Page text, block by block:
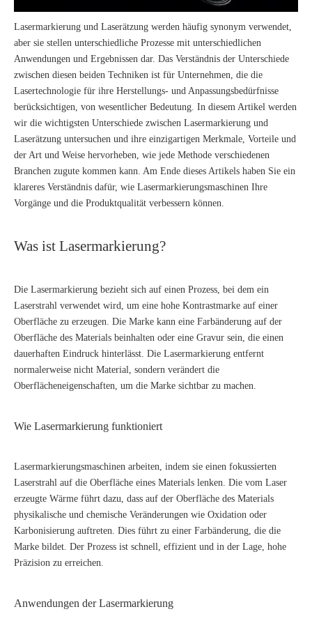
Lasermarkierung und Laserätzung werden häufig synonym verwendet,
aber sie stellen unterschiedliche Prozesse mit unterschiedlichen
Anwendungen und Ergebnissen dar. Das Verständnis der Unterschiede
zwischen diesen beiden Techniken ist für Unternehmen, die die
Lasertechnologie für ihre Herstellungs- und Anpassungsbedürfnisse
berücksichtigen, von wesentlicher Bedeutung. In diesem Artikel werden
wir die wichtigsten Unterschiede zwischen Lasermarkierung und
Laserätzung untersuchen und ihre einzigartigen Merkmale, Vorteile und
der Art und Weise hervorheben, wie jede Methode verschiedenen
Branchen zugute kommen kann. Am Ende dieses Artikels haben Sie ein
klareres Verständnis dafür, wie Lasermarkierungsmaschinen Ihre
Vorgänge und die Produktqualität verbessern können.
Was ist Lasermarkierung?
Die Lasermarkierung bezieht sich auf einen Prozess, bei dem ein
Laserstrahl verwendet wird, um eine hohe Kontrastmarke auf einer
Oberfläche zu erzeugen. Die Marke kann eine Farbänderung auf der
Oberfläche des Materials beinhalten oder eine Gravur sein, die einen
dauerhaften Eindruck hinterlässt. Die Lasermarkierung entfernt
normalerweise nicht Material, sondern verändert die
Oberflächeneigenschaften, um die Marke sichtbar zu machen.
Wie Lasermarkierung funktioniert
Lasermarkierungsmaschinen arbeiten, indem sie einen fokussierten
Laserstrahl auf die Oberfläche eines Materials lenken. Die vom Laser
erzeugte Wärme führt dazu, dass auf der Oberfläche des Materials
physikalische und chemische Veränderungen wie Oxidation oder
Karbonisierung auftreten. Dies führt zu einer Farbänderung, die die
Marke bildet. Der Prozess ist schnell, effizient und in der Lage, hohe
Präzision zu erreichen.
Anwendungen der Lasermarkierung